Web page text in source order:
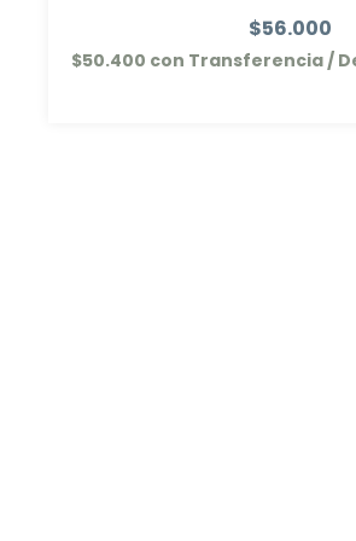
$56.000
$50.400 con Transferencia /